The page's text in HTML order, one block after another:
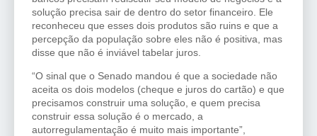
solução precisa sair de dentro do setor financeiro. Ele
reconheceu que esses dois produtos são ruins e que a
percepção da população sobre eles não é positiva, mas
disse que não é inviável tabelar juros.
“O sinal que o Senado mandou é que a sociedade não
aceita os dois modelos (cheque e juros do cartão) e que
precisamos construir uma solução, e quem precisa
construir essa solução é o mercado, a
autorregulamentação é muito mais importante”,